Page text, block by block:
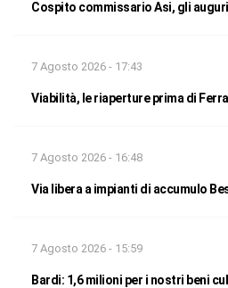
Cospito commissario Asi, gli
7 Agosto 2026 - 17:43
Viabilità, le riaperture prima di
7 Agosto 2026 - 16:48
Via libera a impianti di accumulo
7 Agosto 2026 - 15:59
Bardi: 1,6 milioni per i nostri beni